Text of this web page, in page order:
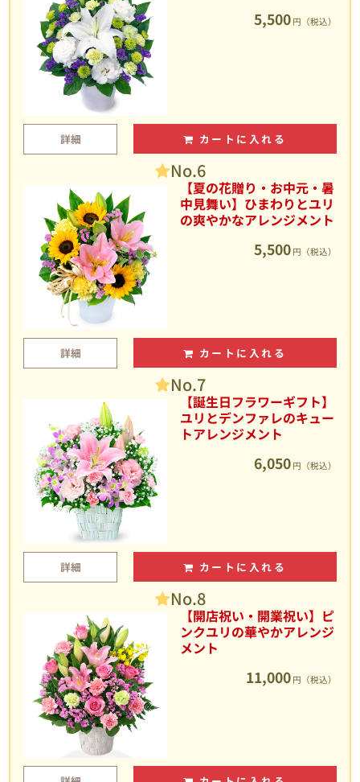
5,500 円（税込）
詳細 カートに入れる
No.6
【夏の花贈り・お中元・暑
中見舞い】ひまわりとユリ
の爽やかなアレンジメント
5,500 円（税込）
詳細 カートに入れる
No.7
【誕生日フラワーギフト】
ユリとデンファレのキュー
トアレンジメント
6,050 円（税込）
詳細 カートに入れる
No.8
【開店祝い・開業祝い】ピ
ンクユリの華やかアレンジ
メント
11,000 円（税込）